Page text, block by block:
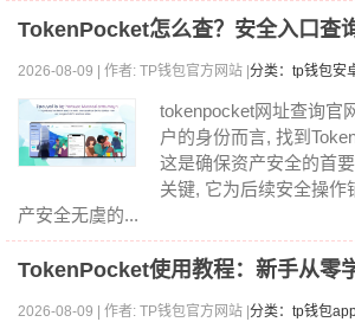
TokenPocket怎么查？安全入口查
2026-08-09 | 作者: TP钱包官方网站 | 分类：tp钱包安
tokenpocket网址查询官
户的身份而言, 找到
这是确保资产安全的首
关键, 它为后续安全操作
产安全无虞的...
TokenPocket使用教程：新手从零
2026-08-09 | 作者: TP钱包官方网站 | 分类：tp钱包